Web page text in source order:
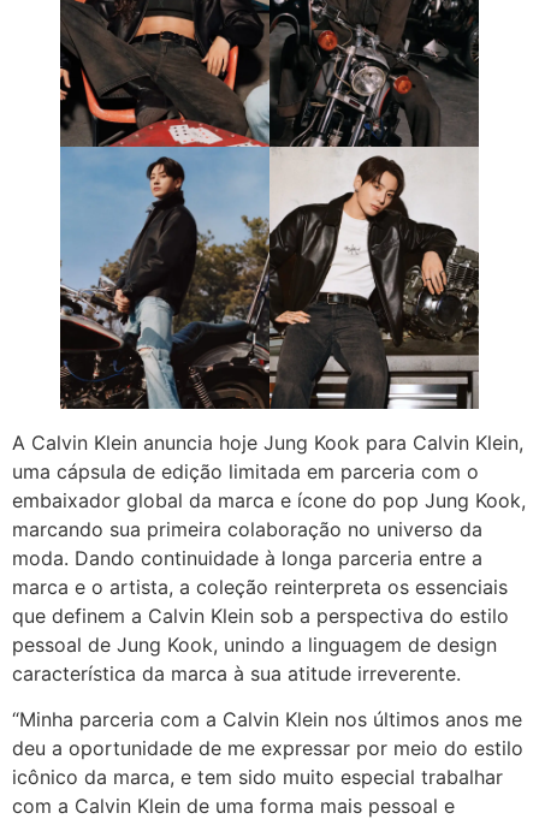
A Calvin Klein anuncia hoje Jung Kook para Calvin Klein,
uma cápsula de edição limitada em parceria com o
embaixador global da marca e ícone do pop Jung Kook,
marcando sua primeira colaboração no universo da
moda. Dando continuidade à longa parceria entre a
marca e o artista, a coleção reinterpreta os essenciais
que definem a Calvin Klein sob a perspectiva do estilo
pessoal de Jung Kook, unindo a linguagem de design
característica da marca à sua atitude irreverente.
“Minha parceria com a Calvin Klein nos últimos anos me
deu a oportunidade de me expressar por meio do estilo
icônico da marca, e tem sido muito especial trabalhar
com a Calvin Klein de uma forma mais pessoal e